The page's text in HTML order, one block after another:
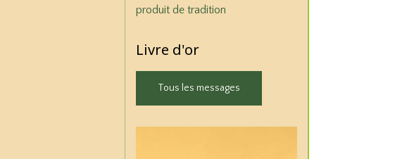
produit de tradition
Livre d'or
Tous les messages